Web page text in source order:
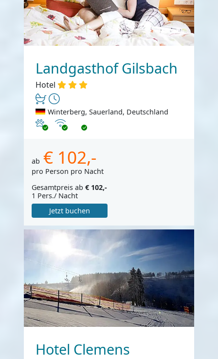
Landgasthof Gilsbach
Hotel
Winterberg, Sauerland, Deutschland
Haustiere erlaubt
Internet
ab € 102,-
pro Person pro Nacht
Gesamtpreis ab € 102,-
1 Pers./ Nacht
Jetzt buchen
Hotel Clemens